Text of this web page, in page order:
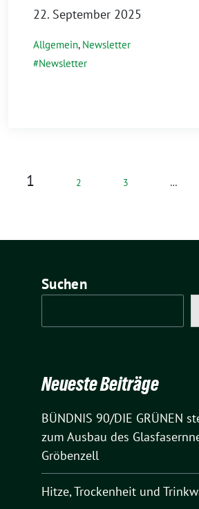
22. September 2025
Allgemein, Newsletter
Newsletter
1 2 3 …
Suchen
Neueste Beiträge
BÜNDNIS 90/DIE GRÜNEN
zum Ausbau des
Gröbenzell
Hitze, Trockenheit und